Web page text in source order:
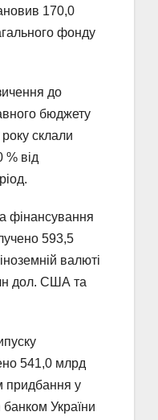
170,0
фонду
до
бюджету
склали
від
фінансування
593,5
валюті
дол. США та
541,0 млрд
придбання у
України